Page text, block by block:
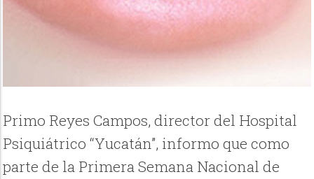
Primo Reyes Campos, director del Hospital
Psiquiátrico “Yucatán”, informo que como
parte de la Primera Semana Nacional de